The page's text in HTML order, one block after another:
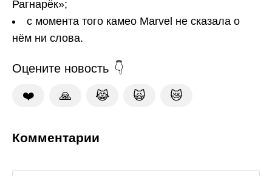
Рагнарёк»;
с момента того камео Marvel не сказала о
нём ни слова.
Оцените новость
❤️ 🙏 😹 🙀 😿
Комментарии